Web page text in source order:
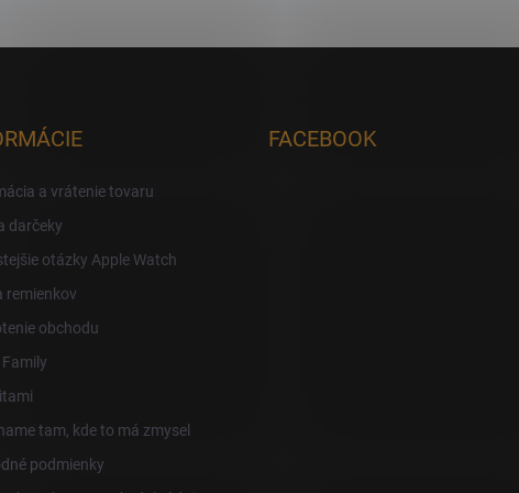
a vrátenie tovaru
darčeky
otázky Apple Watch
remienkov
obchodu
tam, kde to má zmysel
podmienky
FACEBOOK